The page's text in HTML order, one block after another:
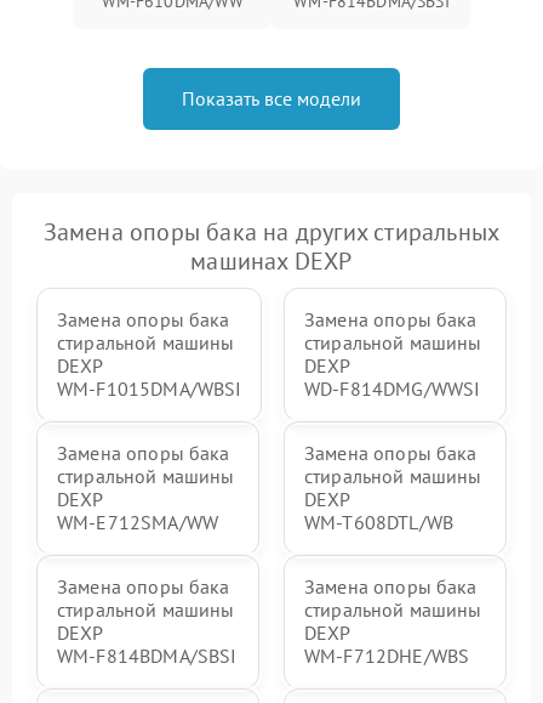
Показать все модели
Замена опоры бака на других стиральных
машинах DEXP
Замена опоры бака
стиральной машины
DEXP
WM‑F1015DMA/WBSI
Замена опоры бака
стиральной машины
DEXP
WD‑F814DMG/WWSI
Замена опоры бака
стиральной машины
DEXP
WM‑E712SMA/WW
Замена опоры бака
стиральной машины
DEXP
WM‑T608DTL/WB
Замена опоры бака
стиральной машины
DEXP
WM‑F814BDMA/SBSI
Замена опоры бака
стиральной машины
DEXP
WM‑F712DHE/WBS